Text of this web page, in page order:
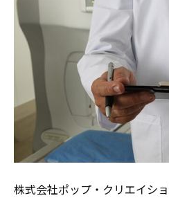
株式会社ポップ・クリエイシ